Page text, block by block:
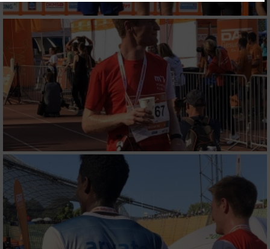
Website/App.
Partnerliste anzeigen (1 IAB-Anbieter)
Wir nutzen Ihre Daten für folgende Zwecke:
IAB-Verarbeitungszwecke:
Speichern von oder Zugriff auf Informationen
auf einem Endgerät
Verwendung reduzierter Daten zur Auswahl
von Werbeanzeigen
Erstellung von Profilen für personalisierte
Werbung
Verwendung von Profilen zur Auswahl
personalisierter Werbung
Erstellung von Profilen zur Personalisierung
von Inhalten